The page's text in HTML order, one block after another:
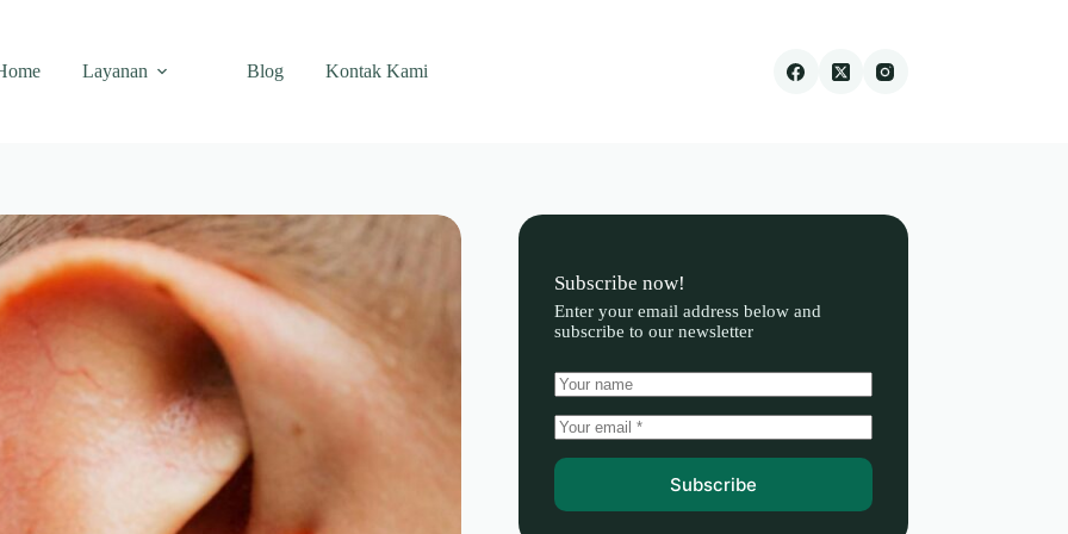
Layanan Blog Kontak Kami
Subscribe now!
Enter your email address below and
subscribe to our newsletter
Subscribe